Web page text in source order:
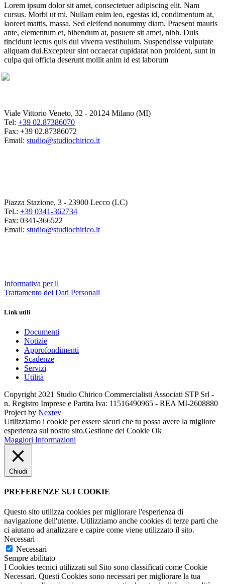
Lorem ipsum dolor sit amet, consectetuer adipiscing elit. Nam
cursus. Morbi ut mi. Nullam enim leo, egestas id, condimentum at,
laoreet mattis, massa. Sed eleifend nonummy diam. Praesent mauris
ante, elementum et, bibendum at, posuere sit amet, nibh. Duis
tincidunt lectus quis dui viverra vestibulum. Suspendisse vulputate
aliquam dui.Excepteur sint occaecat cupidatat non proident, sunt in
culpa qui officia deserunt mollit anim id est laborum
Viale Vittorio Veneto, 32 - 20124 Milano (MI)
Tel: +39 02.87386070
Fax: +39 02.87386072
Email: studio@studiochirico.it
Piazza Stazione, 3 - 23900 Lecco (LC)
Tel.: +39 0341-362734
Fax: 0341-366522
Email: studio@studiochirico.it
Informativa per il
Trattamento dei Dati Personali
Link utili
Documenti
Notizie
Approfondimenti
Scadenze
Servizi
Utilità
Copyright 2021 Studio Chirico Commercialisti Associati STP Srl -
n. Registro Imprese e Partita Iva: 11516490965 - REA MI-2608880
Project by Nextev
Utilizziamo i cookie per essere sicuri che tu possa avere la migliore
esperienza sul nostro sito.Gestione dei Cookie Ok
Maggiori Informazioni
Chiudi
PREFERENZE SUI COOKIE
Questo sito utilizza cookies per migliorare l'esperienza di
navigazione dell'utente. Utilizziamo anche cookies di terze parti che
ci aiutano ad analizzare e capire come viene utilizzato il sito.
Necessari
Necessari
Sempre abilitato
I Cookies tecnici utilizzati sul Sito sono classificati come Cookie
Necessari. Questi Cookies sono necessari per migliorare la tua